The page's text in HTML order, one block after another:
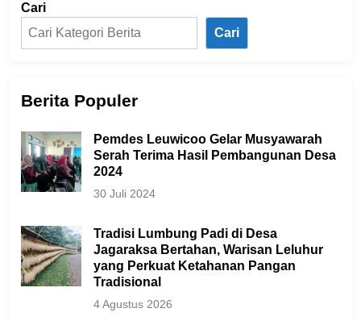
Cari
Cari
Berita Populer
Pemdes Leuwicoo Gelar Musyawarah
Serah Terima Hasil Pembangunan Desa
2024
30 Juli 2024
Tradisi Lumbung Padi di Desa
Jagaraksa Bertahan, Warisan Leluhur
yang Perkuat Ketahanan Pangan
Tradisional
4 Agustus 2026